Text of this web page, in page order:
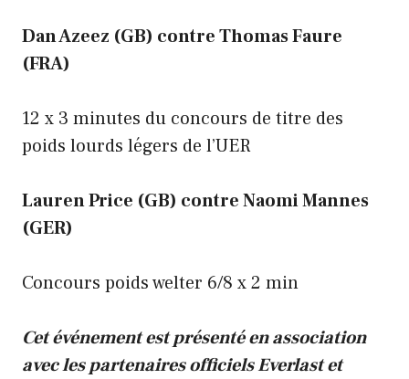
Dan Azeez (GB) contre Thomas Faure
(FRA)
12 x 3 minutes du concours de titre des
poids lourds légers de l’UER
Lauren Price (GB) contre Naomi Mannes
(GER)
Concours poids welter 6/8 x 2 min
Cet événement est présenté en association
avec les partenaires officiels Everlast et